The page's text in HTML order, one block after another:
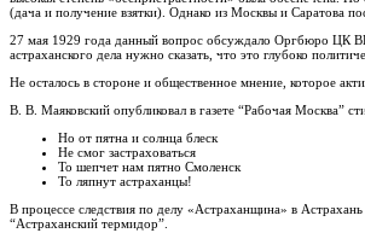
(дача и получение взятки). Однако из Москвы и Саратова
27 мая 1929 года данный вопрос обсуждало Оргбюро ЦК
астраханского дела нужно сказать, что это глубоко
Не осталось в стороне и общественное мнение, которое
В. В. Маяковский опубликовал в газете “Рабочая Москва”
Но от пятна и солнца блеск
Не смог застраховаться
То шепчет нам пятно Смоленск
То ляпнут астраханцы!
В процессе следствия по делу «Астраханщина» в
“Астраханский термидор”.